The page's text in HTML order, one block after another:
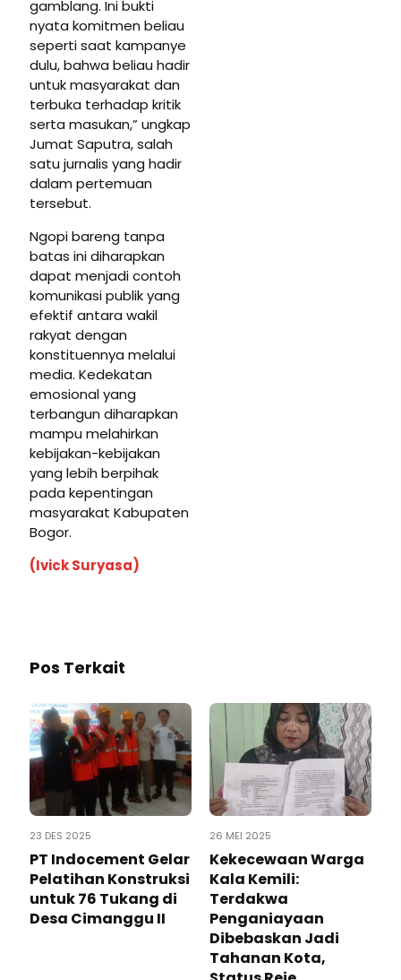
gamblang. Ini bukti
nyata komitmen beliau
seperti saat kampanye
dulu, bahwa beliau hadir
untuk masyarakat dan
terbuka terhadap kritik
serta masukan,” ungkap
Jumat Saputra, salah
satu jurnalis yang hadir
dalam pertemuan
tersebut.
Ngopi bareng tanpa
batas ini diharapkan
dapat menjadi contoh
komunikasi publik yang
efektif antara wakil
rakyat dengan
konstituennya melalui
media. Kedekatan
emosional yang
terbangun diharapkan
mampu melahirkan
kebijakan-kebijakan
yang lebih berpihak
pada kepentingan
masyarakat Kabupaten
Bogor.
(Ivick Suryasa)
Pos Terkait
23 DES 2025
PT Indocement Gelar
Pelatihan Konstruksi
untuk 76 Tukang di
Desa Cimanggu II
26 MEI 2025
Kekecewaan Warga
Kala Kemili:
Terdakwa
Penganiayaan
Dibebaskan Jadi
Tahanan Kota,